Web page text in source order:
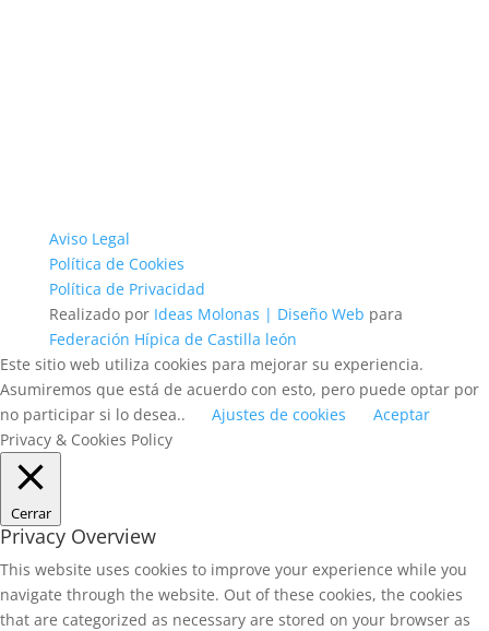
Aviso Legal
Política de Cookies
Política de Privacidad
Realizado por Ideas Molonas | Diseño Web para
Federación Hípica de Castilla león
Este sitio web utiliza cookies para mejorar su experiencia.
Asumiremos que está de acuerdo con esto, pero puede optar por
no participar si lo desea..
Ajustes de cookies
Aceptar
Privacy & Cookies Policy
Cerrar
Privacy Overview
This website uses cookies to improve your experience while you
navigate through the website. Out of these cookies, the cookies
that are categorized as necessary are stored on your browser as